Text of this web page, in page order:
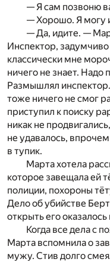
— Я сам позвоню
— Хорошо. Я могу
— Да, идите. —
Инспектор,
классически мне
ничего не знает.
Размышлял
тоже ничего не смог
приступил к поиску
никак не
не удавалось,
в тупик.
Марта хотела
которое завещала ей
полиции, похороны
Дело об убийстве
открыть его
Когда все дела с
Марта вспомнила о
мужу. Стив долго